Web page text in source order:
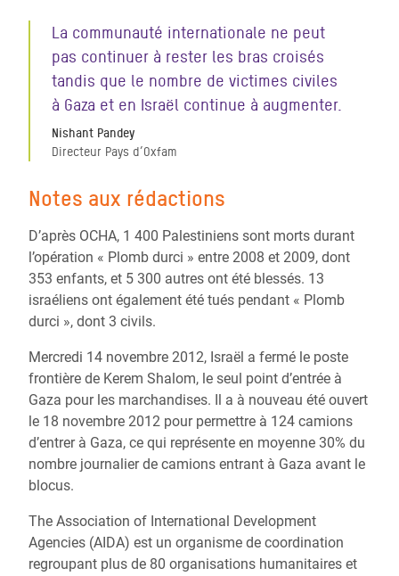
La communauté internationale ne peut
pas continuer à rester les bras croisés
tandis que le nombre de victimes civiles
à Gaza et en Israël continue à augmenter.
Nishant Pandey
Directeur Pays d’Oxfam
Notes aux rédactions
D’après OCHA, 1 400 Palestiniens sont morts durant
l’opération « Plomb durci » entre 2008 et 2009, dont
353 enfants, et 5 300 autres ont été blessés. 13
israéliens ont également été tués pendant « Plomb
durci », dont 3 civils.
Mercredi 14 novembre 2012, Israël a fermé le poste
frontière de Kerem Shalom, le seul point d’entrée à
Gaza pour les marchandises. Il a à nouveau été ouvert
le 18 novembre 2012 pour permettre à 124 camions
d’entrer à Gaza, ce qui représente en moyenne 30% du
nombre journalier de camions entrant à Gaza avant le
blocus.
The Association of International Development
Agencies (AIDA) est un organisme de coordination
regroupant plus de 80 organisations humanitaires et